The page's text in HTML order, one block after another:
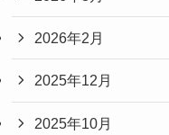
2026年2月
2025年12月
2025年10月